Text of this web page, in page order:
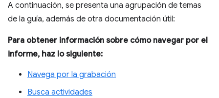
A continuación, se presenta una agrupación de temas
de la guía, además de otra documentación útil:
Para obtener información sobre cómo navegar por el
informe, haz lo siguiente:
Navega por la grabación
Busca actividades